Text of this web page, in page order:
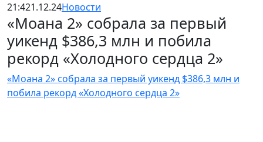
21:421.12.24Новости
«Моана 2» собрала за первый
уикенд $386,3 млн и побила
рекорд «Холодного сердца 2»
«Моана 2» собрала за первый уикенд $386,3 млн и
побила рекорд «Холодного сердца 2»